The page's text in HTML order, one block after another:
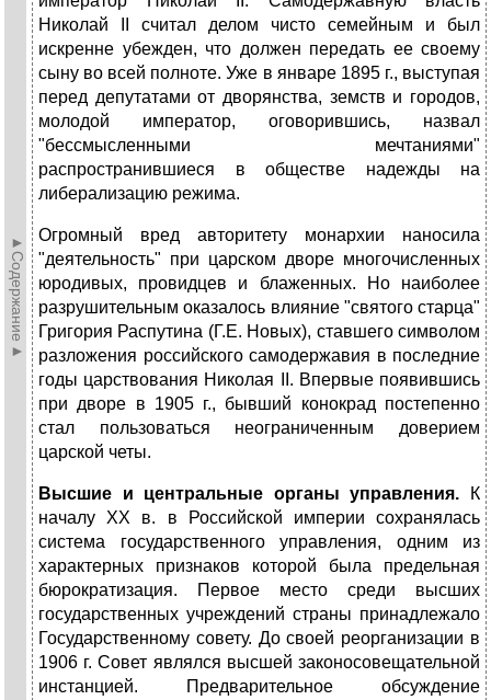
►Содержание►
Николай II считал делом чисто семейным и был
искренне убежден, что должен передать ее своему
сыну во всей полноте. Уже в январе 1895 г., выступая
перед депутатами от дворянства, земств и городов,
молодой император, оговорившись, назвал
"бессмысленными мечтаниями"
распространившиеся в обществе надежды на
либерализацию режима.
Огромный вред авторитету монархии наносила
"деятельность" при царском дворе многочисленных
юродивых, провидцев и блаженных. Но наиболее
разрушительным оказалось влияние "святого старца"
Григория Распутина (Г.Е. Новых), ставшего символом
разложения российского самодержавия в последние
годы царствования Николая II. Впервые появившись
при дворе в 1905 г., бывший конокрад постепенно
стал пользоваться неограниченным доверием
царской четы.
Высшие и центральные органы управления. К
началу XX в. в Российской империи сохранялась
система государственного управления, одним из
характерных признаков которой была предельная
бюрократизация. Первое место среди высших
государственных учреждений страны принадлежало
Государственному совету. До своей реорганизации в
1906 г. Совет являлся высшей законосовещательной
инстанцией. Предварительное обсуждение